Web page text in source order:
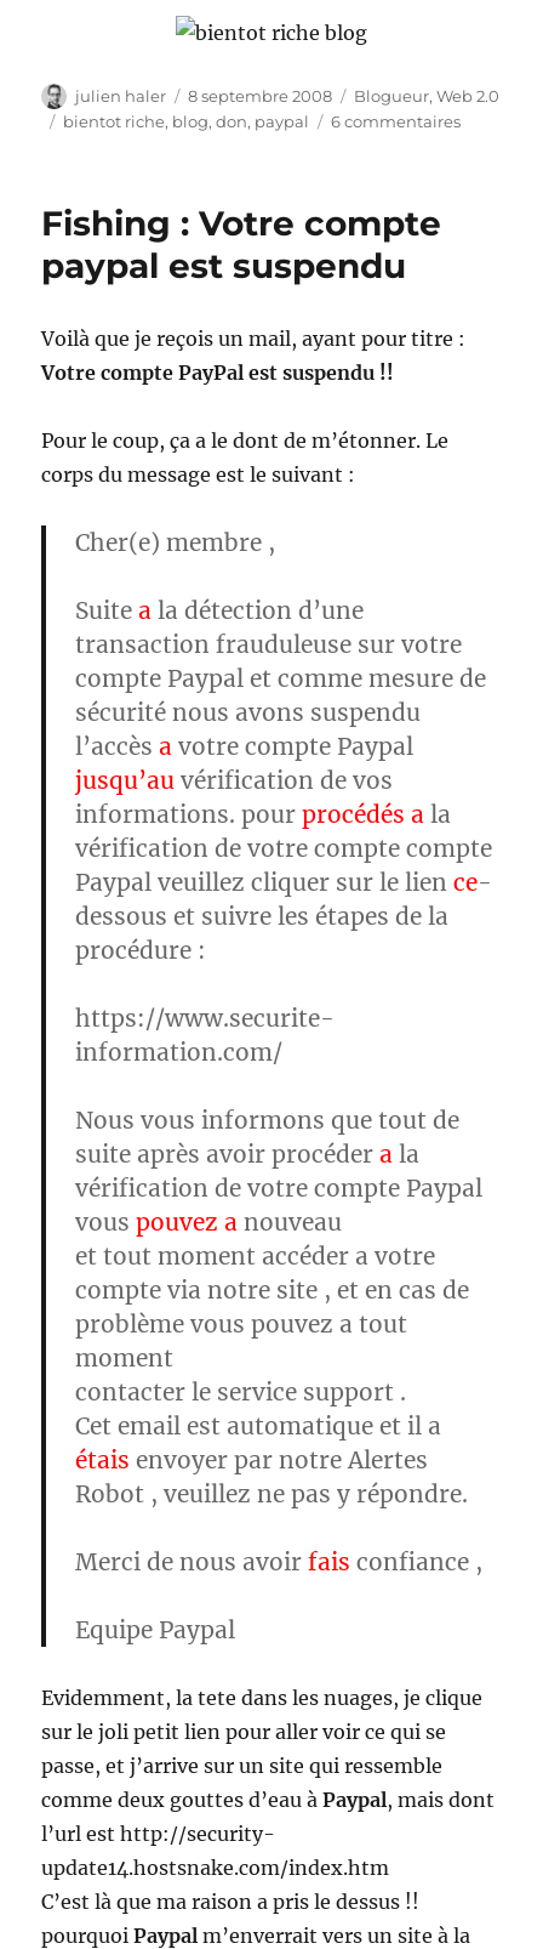
Auteur
julien haler
Publié
le
8 septembre 2008 Catégories
Blogueur,Web 2.0
Étiquettes
bientot riche, blog,don, paypal 6 commentairessur
Fishing : Votre compte
paypal est suspendu
Voilà que je reçois un mail, ayant pour titre :
Votre compte PayPal est suspendu !!
Pour le coup, ça a le dont de m’étonner. Le
corps du message est le suivant :
Cher(e) membre ,
Suiteala détection d’une
transaction frauduleuse sur votre
compte Paypal et comme mesure de
sécurité nous avons suspendu
l’accèsavotre compte Paypal
jusqu’au vérification de vos
informations. pourprocédés ala
vérification de votre compte compte
Paypal veuillez cliquer sur le lience-
dessous et suivre les étapes de la
procédure :
https://www.securite-
information.com/
Nous vous informons que tout de
suite après avoir procéderala
vérification de votre compte Paypal
vouspouvez anouveau
et tout moment accéder a votre
compte via notre site , et en cas de
problème vous pouvez a tout
moment
contacter le service support .
Cet email est automatique et il a
étaisenvoyer par notre Alertes
Robot , veuillez ne pas y répondre.
Merci de nous avoirfaisconfiance ,
Equipe Paypal
Evidemment, la tete dans les nuages, je clique
sur le joli petit lien pour aller voir ce qui se
passe, et j’arrive sur un site qui ressemble
comme deux gouttes d’eau àPaypal, mais dont
l’url est http://security-
update14.hostsnake.com/index.htm
C’est là que ma raison a pris le dessus !!
pourquoiPaypalm’enverrait vers un site à la